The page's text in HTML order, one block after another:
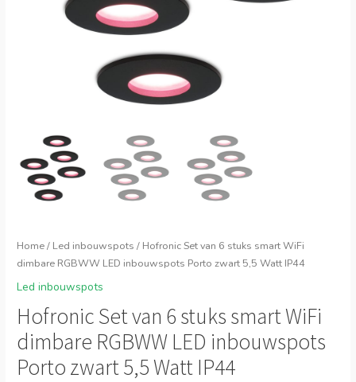
Home/ Led inbouwspots / Hofronic Set van 6 stuks smart WiFi
dimbare RGBWW LED inbouwspots Porto zwart 5,5 Watt IP44
Led inbouwspots
Hofronic Set van 6 stuks smart WiFi
dimbare RGBWW LED inbouwspots
Porto zwart 5,5 Watt IP44